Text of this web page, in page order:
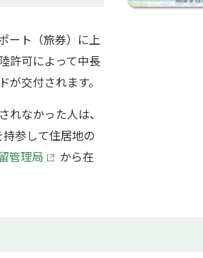
ート（旅券）に上
許可によって中長
交付されます。
れなかった人は、
参して住居地の
管理局
から在